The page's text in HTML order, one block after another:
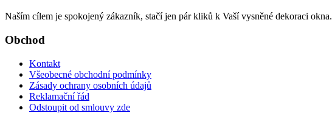
Naším cílem je spokojený zákazník, stačí jen pár kliků k Vaší vysněné dekoraci okna.
Obchod
Kontakt
Všeobecné obchodní podmínky
Zásady ochrany osobních údajů
Reklamační řád
Odstoupit od smlouvy zde